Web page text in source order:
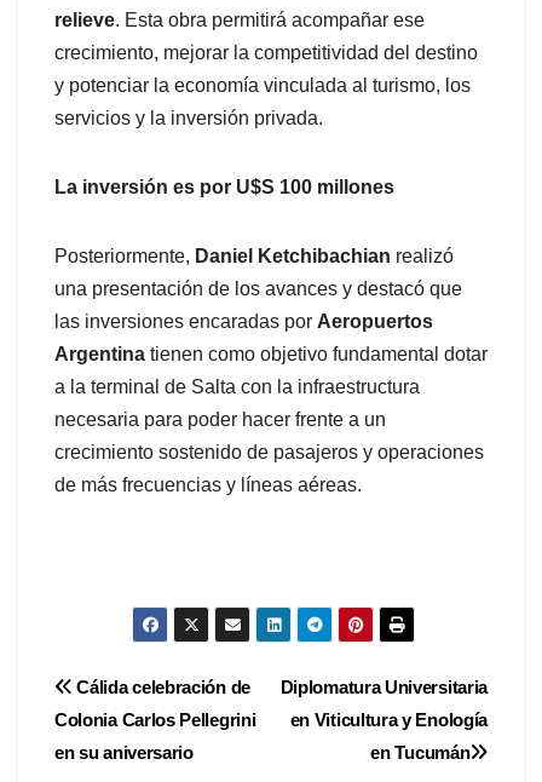
relieve. Esta obra permitirá acompañar ese
crecimiento, mejorar la competitividad del destino
y potenciar la economía vinculada al turismo, los
servicios y la inversión privada.
La inversión es por U$S 100 millones
Posteriormente, Daniel Ketchibachian realizó
una presentación de los avances y destacó que
las inversiones encaradas por Aeropuertos
Argentina tienen como objetivo fundamental dotar
a la terminal de Salta con la infraestructura
necesaria para poder hacer frente a un
crecimiento sostenido de pasajeros y operaciones
de más frecuencias y líneas aéreas.
Navegación
de
Diplomatura Universitaria
en Viticultura y Enología
en Tucumán
Cálida celebración de
Colonia Carlos Pellegrini
en su aniversario